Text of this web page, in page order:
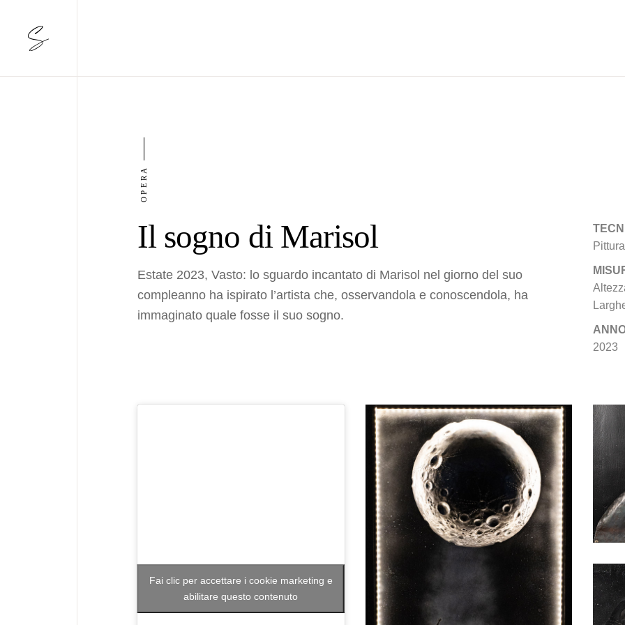
OPERA
Il sogno di Marisol
Estate 2023, Vasto: lo sguardo incantato di Marisol nel giorno del suo
compleanno ha ispirato l’artista che, osservandola e conoscendola, ha
immaginato quale fosse il suo sogno.
2023
Fai clic per accettare i cookie marketing e
abilitare questo contenuto